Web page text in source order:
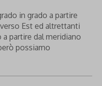
in grado a partire
Est ed altrettanti
partire dal meridiano
possiamo